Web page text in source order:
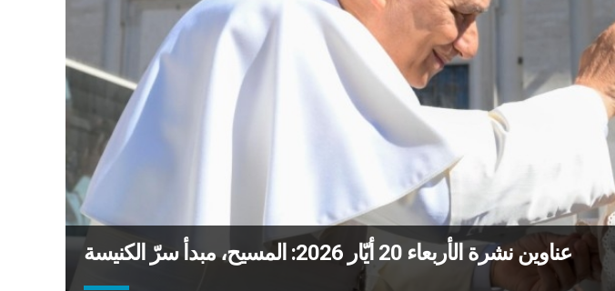
عناوين نشرة الأربعاء 20 أيّار 2026: المسيح، مبدأ سرّ الكنيسة